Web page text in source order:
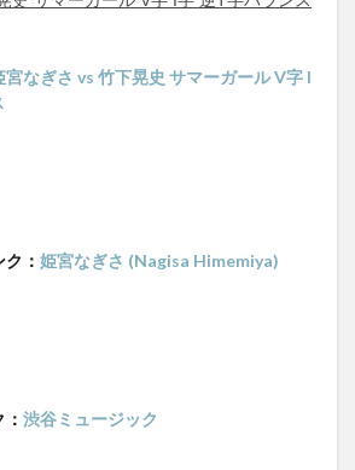
宮なぎさ vs 竹下晃史 サマーガール V字 I
： 姫宮なぎさ (Nagisa Himemiya)
渋谷ミュージック